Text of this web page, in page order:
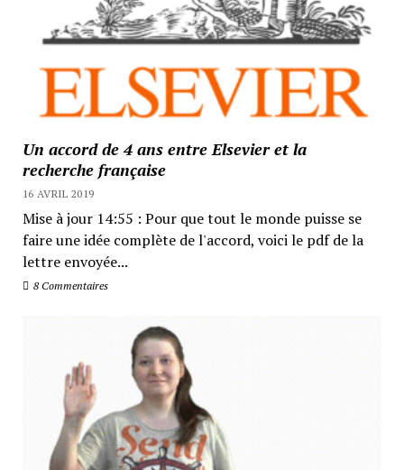
Un accord de 4 ans entre Elsevier et la
recherche française
16 AVRIL 2019
Mise à jour 14:55 : Pour que tout le monde puisse se
faire une idée complète de l'accord, voici le pdf de la
lettre envoyée...
8 Commentaires